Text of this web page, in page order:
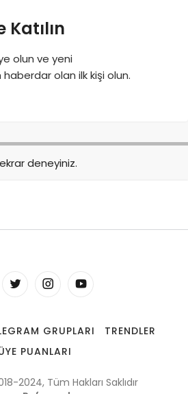
olun ve yeni
olan ilk kişi olun.
deneyiniz.
GRUPLARI
TRENDLER
PUANLARI
2024, Tüm Hakları Saklıdır